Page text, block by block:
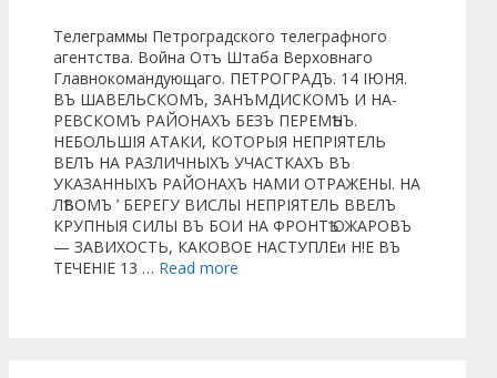
Телеграммы Петроградского телеграфного
агентства. Война Отъ Штаба Верховнаго
Главнокомандующаго. ПЕТРОГРАДЪ. 14 ІЮНЯ.
ВЪ ШАВЕЛЬСКОМЪ, 3АНЪМДИСКОМЪ И НА-
РЕВСКОМЪ РАЙОНАХЪ БЕЗЪ ПЕРЕМѢНЪ.
НЕБОЛЬШІЯ АТАКИ, КОТОРЫЯ НЕПРІЯТЕЛЬ
ВЕЛЪ НА РАЗЛИЧНЫХЪ УЧАСТКАХЪ ВЪ
УКАЗАННЫХЪ РАЙОНАХЪ НАМИ ОТРАЖЕНЫ. НА
ЛѢВОМЪ ’ БЕРЕГУ ВИСЛЫ НЕПРІЯТЕЛЬ ВВЕЛЪ
КРУПНЫЯ СИЛЫ ВЪ БОИ НА ФРОНТѢ ОЖАРОВЪ
— ЗАВИХОСТЬ, КАКОВОЕ НАСТУПЛЕи Н!Е ВЪ
ТЕЧЕНІЕ 13 … Read more